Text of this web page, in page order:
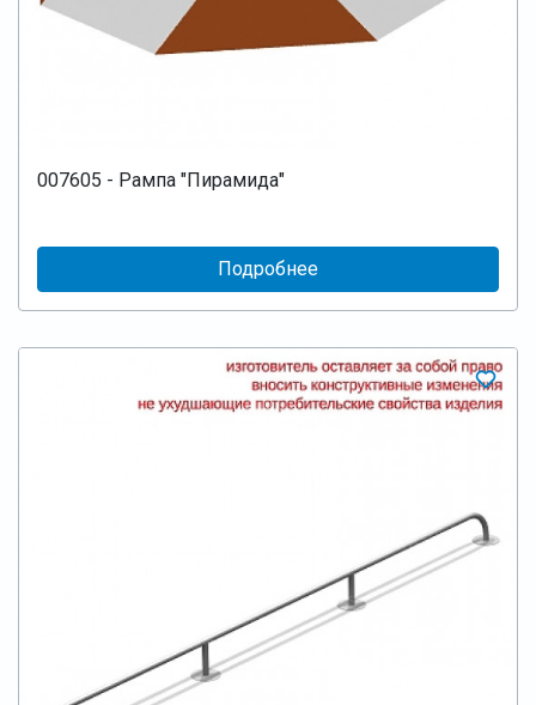
007605 - Рампа "Пирамида"
Подробнее